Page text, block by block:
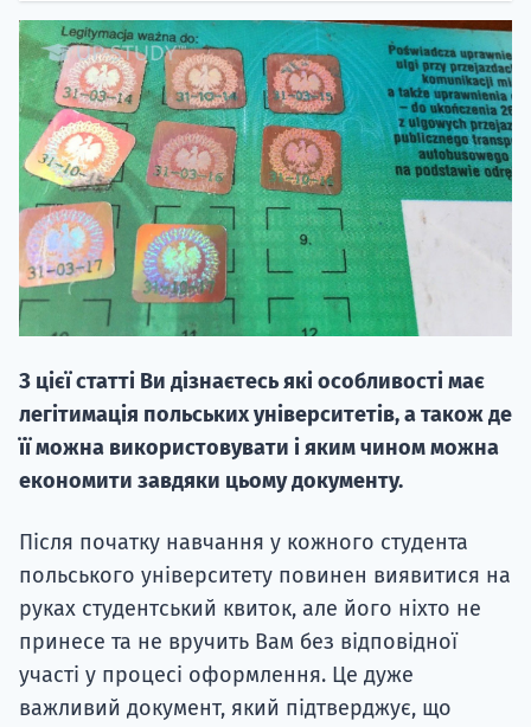
З цієї статті Ви дізнаєтесь які особливості має
легітимація польських університетів, а також де
її можна використовувати і яким чином можна
економити завдяки цьому документу.
Після початку навчання у кожного студента
польського університету повинен виявитися на
руках студентський квиток, але його ніхто не
принесе та не вручить Вам без відповідної
участі у процесі оформлення. Це дуже
важливий документ, який підтверджує, що